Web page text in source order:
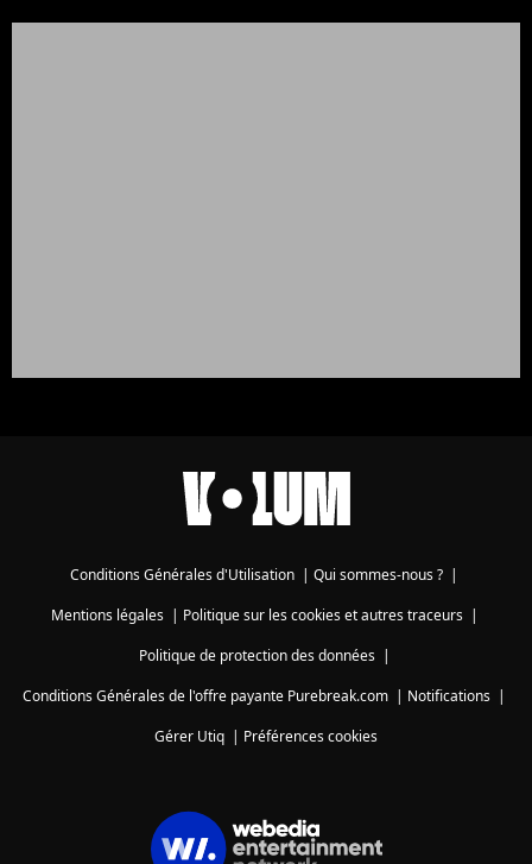
Conditions Générales d'Utilisation | Qui sommes-nous ? |
Mentions légales| Politique sur les cookies et autres traceurs|
Politique de protection des données|
Conditions Générales de l'offre payante Purebreak.com | Notifications |
Gérer Utiq | Préférences cookies